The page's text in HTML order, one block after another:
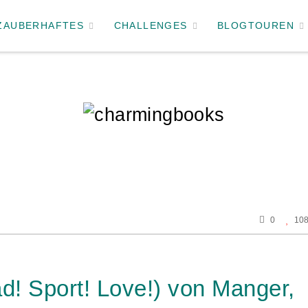
CHALLENGES BLOGTOUREN
0 108
Sport! Love!) von Manger,